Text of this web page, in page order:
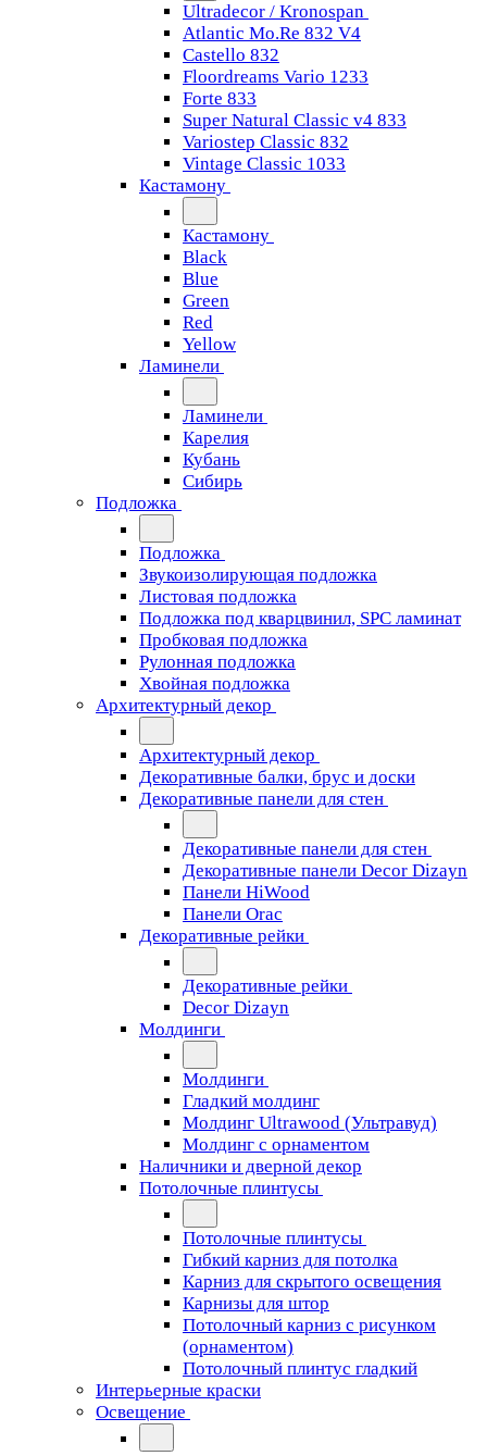
Ultradecor / Kronospan
Atlantic Mo.Re 832 V4
Castello 832
Floordreams Vario 1233
Forte 833
Super Natural Classic v4 833
Variostep Classic 832
Vintage Classic 1033
Кастамону
Кастамону
Black
Blue
Green
Red
Yellow
Ламинели
Ламинели
Карелия
Кубань
Сибирь
Подложка
Подложка
Звукоизолирующая подложка
Листовая подложка
Подложка под кварцвинил, SPC ламинат
Пробковая подложка
Рулонная подложка
Хвойная подложка
Архитектурный декор
Архитектурный декор
Декоративные балки, брус и доски
Декоративные панели для стен
Декоративные панели для стен
Декоративные панели Decor Dizayn
Панели HiWood
Панели Orac
Декоративные рейки
Декоративные рейки
Decor Dizayn
Молдинги
Молдинги
Гладкий молдинг
Молдинг Ultrawood (Ультравуд)
Молдинг с орнаментом
Наличники и дверной декор
Потолочные плинтусы
Потолочные плинтусы
Гибкий карниз для потолка
Карниз для скрытого освещения
Карнизы для штор
Потолочный карниз с рисунком
(орнаментом)
Потолочный плинтус гладкий
Интерьерные краски
Освещение